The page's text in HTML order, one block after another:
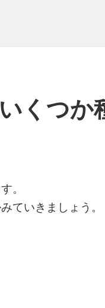
くつか
。
ていきましょう。